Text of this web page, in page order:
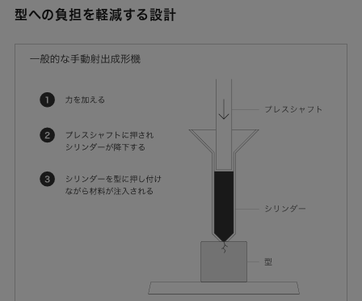
型への負担を軽減する設計